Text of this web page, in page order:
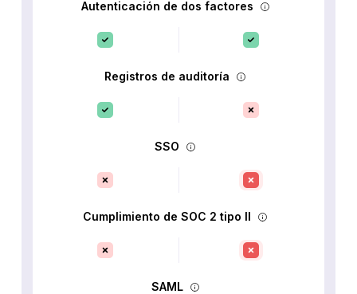
Autenticación de dos factores
Registros de auditoría
SSO
Cumplimiento de SOC 2 tipo II
SAML